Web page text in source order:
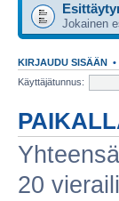
Jokainen
KIRJAUDU SISÄÄN •
Käyttäjätunnus:
Yhteensä
20